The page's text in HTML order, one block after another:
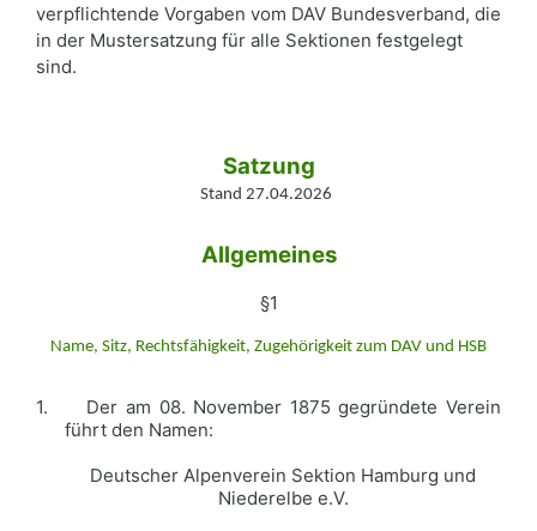
verpflichtende Vorgaben vom DAV Bundesverband, die
in der Mustersatzung für alle Sektionen festgelegt
sind.
Satzung
Stand 27.04.2026
Allgemeines
§1
Name, Sitz, Rechtsfähigkeit, Zugehörigkeit zum DAV und HSB
1.
Der am 08. November 1875 gegründete Verein
führt den Namen:
Deutscher Alpenverein Sektion Hamburg und
Niederelbe e.V.